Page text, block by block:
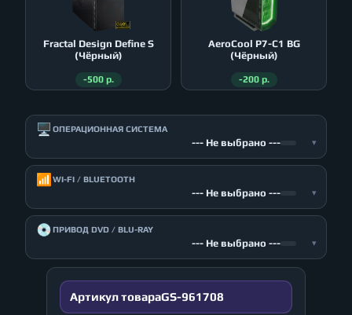
Fractal Design Define S
(Чёрный)
-500 р.
AeroСool P7-C1 BG
(Чёрный)
-200 р.
🖥️ ОПЕРАЦИОННАЯ СИСТЕМА
--- Не выбрано --- ▾
📶 WI-FI / BLUETOOTH
--- Не выбрано --- ▾
💿ПРИВОД DVD / BLU-RAY
--- Не выбрано --- ▾
Артикул товараGS-961708